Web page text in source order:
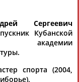
поиск
Сергеевич
Кубанской
академии
спорта (2004,